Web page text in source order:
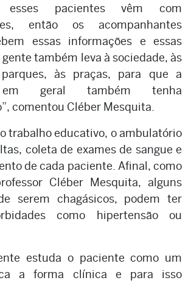
esses pacientes vêm com
então os acompanhantes
essas informações e essas
também leva à sociedade, às
às praças, para que a
em geral também tenha
comentou Cléber Mesquita.
trabalho educativo, o ambulatório
coleta de exames de sangue e
de cada paciente. Afinal, como
Cléber Mesquita, alguns
serem chagásicos, podem ter
como hipertensão ou
estuda o paciente como um
a forma clínica e para isso